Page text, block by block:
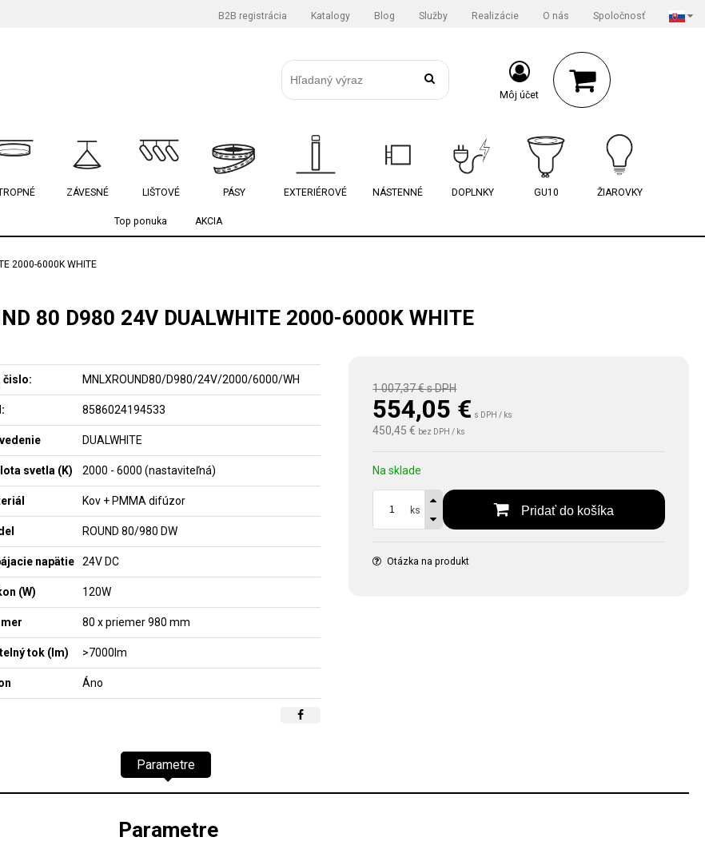
B2B registrácia Katalogy Blog Služby Realizácie O nás Spoločnosť
Môj účet
ZÁVESNÉ LIŠTOVÉ PÁSY EXTERIÉROVÉ NÁSTENNÉ DOPLNKY GU10 ŽIAROVKY
Top ponuka AKCIA
2000-6000K WHITE
80 D980 24V DUALWHITE 2000-6000K WHITE
1 007,37 €s DPH
554,05 € s DPH / ks
450,45 € bez DPH / ks
Na sklade
ks Pridať do košíka
Otázka na produkt
čislo: MNLXROUND80/D980/24V/2000/6000/WH
8586024194533
DUALWHITE
svetla (K) 2000 - 6000 (nastaviteľná)
Kov + PMMA difúzor
ROUND 80/980 DW
napätie 24V DC
(W) 120W
80 x priemer 980 mm
tok (lm) >7000lm
Áno
Parametre
Parametre